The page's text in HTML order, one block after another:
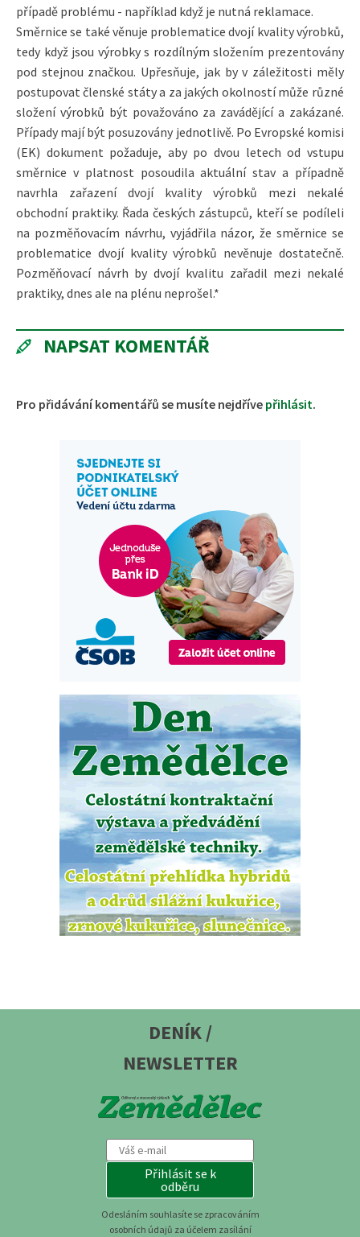
případě problému - například když je nutná reklamace.
Směrnice se také věnuje problematice dvojí kvality výrobků,
tedy když jsou výrobky s rozdílným složením prezentovány
pod stejnou značkou. Upřesňuje, jak by v záležitosti měly
postupovat členské státy a za jakých okolností může různé
složení výrobků být považováno za zavádějící a zakázané.
Případy mají být posuzovány jednotlivě. Po Evropské komisi
(EK) dokument požaduje, aby po dvou letech od vstupu
směrnice v platnost posoudila aktuální stav a případně
navrhla zařazení dvojí kvality výrobků mezi nekalé
obchodní praktiky. Řada českých zástupců, kteří se podíleli
na pozměňovacím návrhu, vyjádřila názor, že směrnice se
problematice dvojí kvality výrobků nevěnuje dostatečně.
Pozměňovací návrh by dvojí kvalitu zařadil mezi nekalé
praktiky, dnes ale na plénu neprošel.*
NAPSAT KOMENTÁŘ
Pro přidávání komentářů se musíte nejdříve přihlásit.
DENÍK /
NEWSLETTER
Přihlásit se k
odběru
Odesláním souhlasíte se zpracováním
osobních údajů za účelem zasílání